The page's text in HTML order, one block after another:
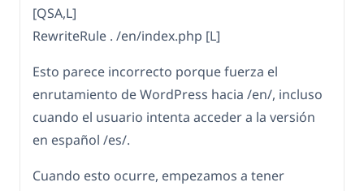
[QSA,L]
RewriteRule . /en/index.php [L]
Esto parece incorrecto porque fuerza el
enrutamiento de WordPress hacia /en/, incluso
cuando el usuario intenta acceder a la versión
en español /es/.
Cuando esto ocurre, empezamos a tener